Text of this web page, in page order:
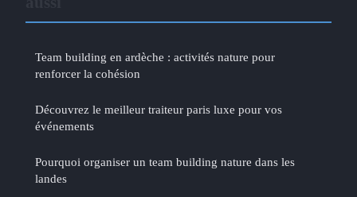
Team building en ardèche : activités nature pour
renforcer la cohésion
Découvrez le meilleur traiteur paris luxe pour vos
événements
Pourquoi organiser un team building nature dans les
landes